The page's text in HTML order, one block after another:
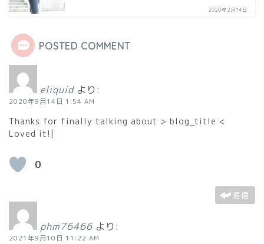
2020年2月14日
POSTED COMMENT
eliquid より:
2020年9月14日 1:54 AM
Thanks for finally talking about > blog_title <
Loved it!|
0
返信
phm76466 より:
2021年9月10日 11:22 AM